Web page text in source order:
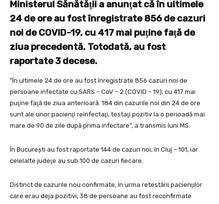
Ministerul Sănătăţii a anunţat că în ultimele
24 de ore au fost înregistrate 856 de cazuri
noi de COVID-19, cu 417 mai puţine faţă de
ziua precedentă. Totodată, au fost
raportate 3 decese.
”În ultimele 24 de ore au fost înregistrate 856 cazuri noi de
persoane infectate cu SARS – CoV – 2 (COVID – 19), cu 417 mai
puţine faţă de ziua anterioară. 184 din cazurile noi din 24 de ore
sunt ale unor pacienţi reinfectaţi, testaţi pozitiv la o perioadă mai
mare de 90 de zile după prima infectare”, a transmis luni MS.
În Bucureşti au fost raportate 144 de cazuri noi, în Cluj – 101, iar
celelalte judeţe au sub 100 de cazuri fiecare.
Distinct de cazurile nou confirmate, în urma retestării pacienţilor
care erau deja pozitivi, 38 de persoane au fost reconfirmate